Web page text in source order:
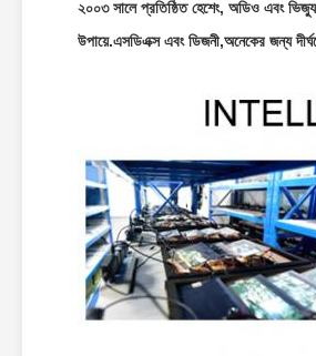
২০০৩ সালে প্রতিষ্ঠিত হেশেং, অডিও এবং
উপায়ে.এসডিএক্স এবং ডিজনী,অনেকের জন্য